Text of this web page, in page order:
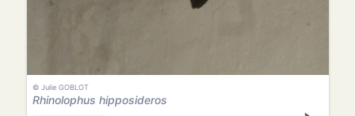
© Julie GOBLOT
Rhinolophus hipposideros